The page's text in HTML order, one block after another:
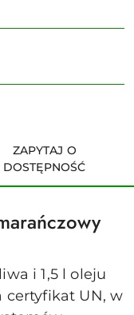
ZAPYTAJ O
DOSTĘPNOŚĆ
i 1,5 l oleju
certyfikat UN, w